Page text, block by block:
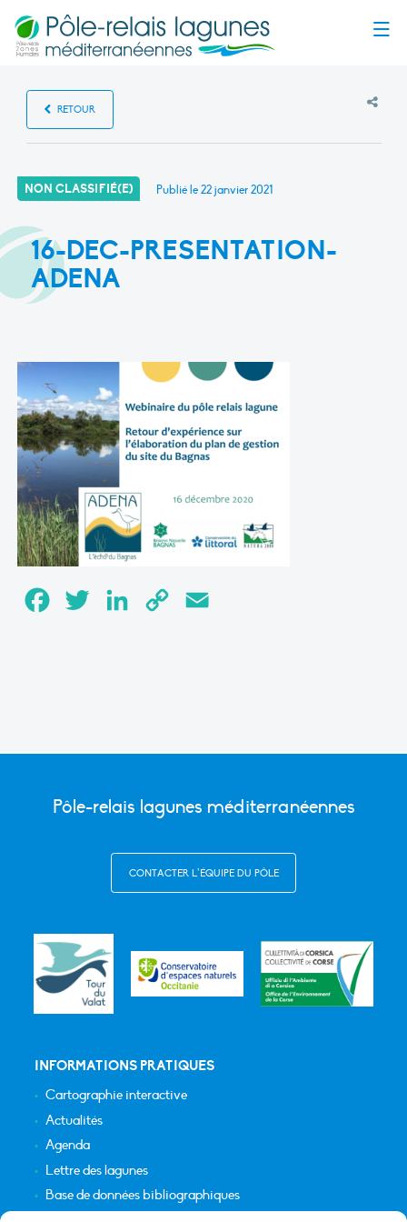
RETOUR
NON CLASSIFIÉ(E) Publié le22 janvier 2021
16-DEC-PRESENTATION-
ADENA
FacebookTwitter LinkedInCopy
Pôle-relais lagunes méditerranéennes
CONTACTER L’ÉQUIPE DU PÔLE
INFORMATIONS PRATIQUES
Cartographie interactive
Actualités
Agenda
Lettre des lagunes
Base de données bibliographiques